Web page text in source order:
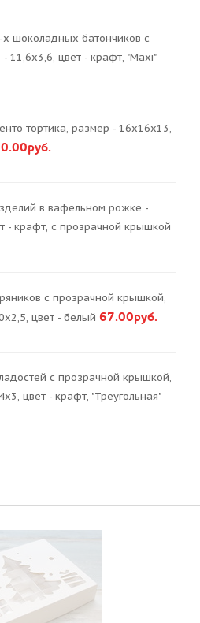
шоколадных батончиков с
11,6х3,6, цвет - крафт, "Maxi"
тортика, размер - 16х16х13,
в вафельном рожке -
- крафт, с прозрачной крышкой
с прозрачной крышкой,
цвет - белый 67.00руб.
с прозрачной крышкой,
цвет - крафт, "Треугольная"